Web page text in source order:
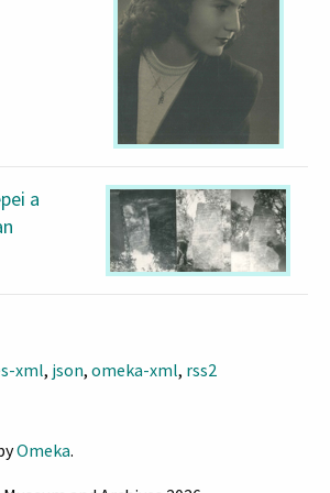
a
xml, json, omeka-xml, rss2
Omeka.